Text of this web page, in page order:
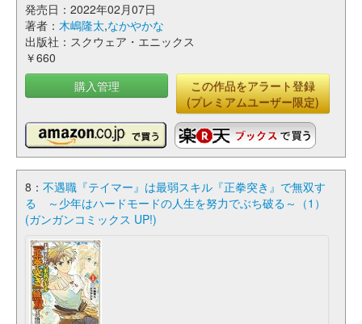
発売日：2022年02月07日
著者： 木嶋隆太,なかやかな
出版社：スクウェア・エニックス
￥660
購入管理
この作品をアラート登録
(プレミアムユーザー限定)
8： 不遇職『テイマー』は最弱スキル『正拳突き』で無双す
る ～少年はハードモードの人生を努力でぶち破る～（1）
(ガンガンコミックス UP!)